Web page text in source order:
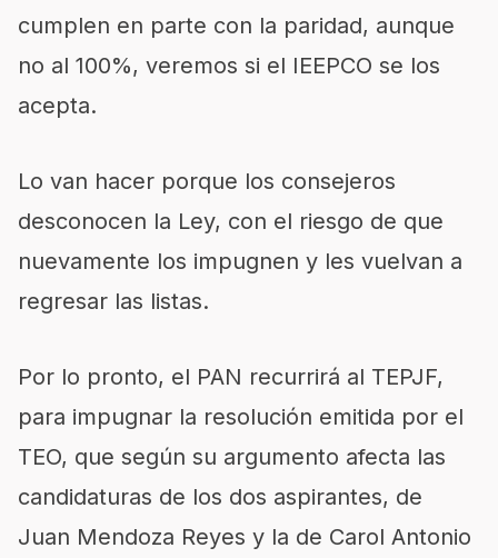
cumplen en parte con la paridad, aunque
no al 100%, veremos si el IEEPCO se los
acepta.
Lo van hacer porque los consejeros
desconocen la Ley, con el riesgo de que
nuevamente los impugnen y les vuelvan a
regresar las listas.
Por lo pronto, el PAN recurrirá al TEPJF,
para impugnar la resolución emitida por el
TEO, que según su argumento afecta las
candidaturas de los dos aspirantes, de
Juan Mendoza Reyes y la de Carol Antonio